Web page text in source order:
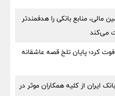
مالی، منابع بانکی را هدفمندتر
می‌کند
کرد؛ پایان تلخ قصه عاشقانه
ایران از کلیه همکاران موثر در